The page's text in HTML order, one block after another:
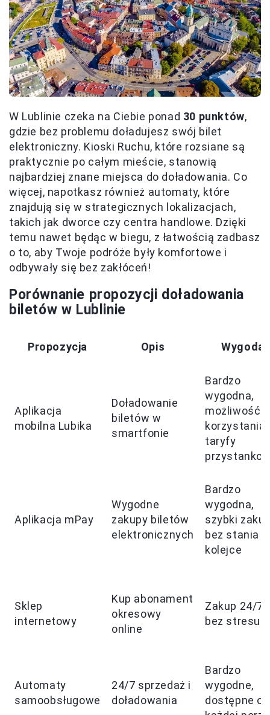
W Lublinie czeka na Ciebie ponad 30 punktów,
gdzie bez problemu doładujesz swój bilet
elektroniczny. Kioski Ruchu, które rozsiane są
praktycznie po całym mieście, stanowią
najbardziej znane miejsca do doładowania. Co
więcej, napotkasz również automaty, które
znajdują się w strategicznych lokalizacjach,
takich jak dworce czy centra handlowe. Dzięki
temu nawet będąc w biegu, z łatwością zadbasz
o to, aby Twoje podróże były komfortowe i
odbywały się bez zakłóceń!
Porównanie propozycji doładowania
biletów w Lublinie
Propozycja Opis Wygoda
Aplikacja
mobilna Lubika
Doładowanie
biletów w
smartfonie
Bardzo
wygodna,
możliwość
korzystania
taryfy
Aplikacja mPay
Wygodne
zakupy biletów
elektronicznych
Bardzo
wygodna,
szybki
bez stania
kolejce
Sklep
internetowy
Kup abonament
okresowy
online
Zakup 24/7,
bez stresu
Automaty
samoobsługowe
24/7 sprzedaż i
doładowania
Bardzo
wygodne,
dostępne o